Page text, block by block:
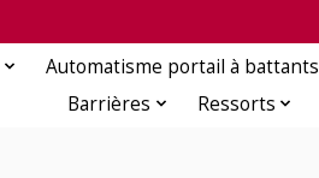
Automatisme portail à battants
Barrières
Ressorts